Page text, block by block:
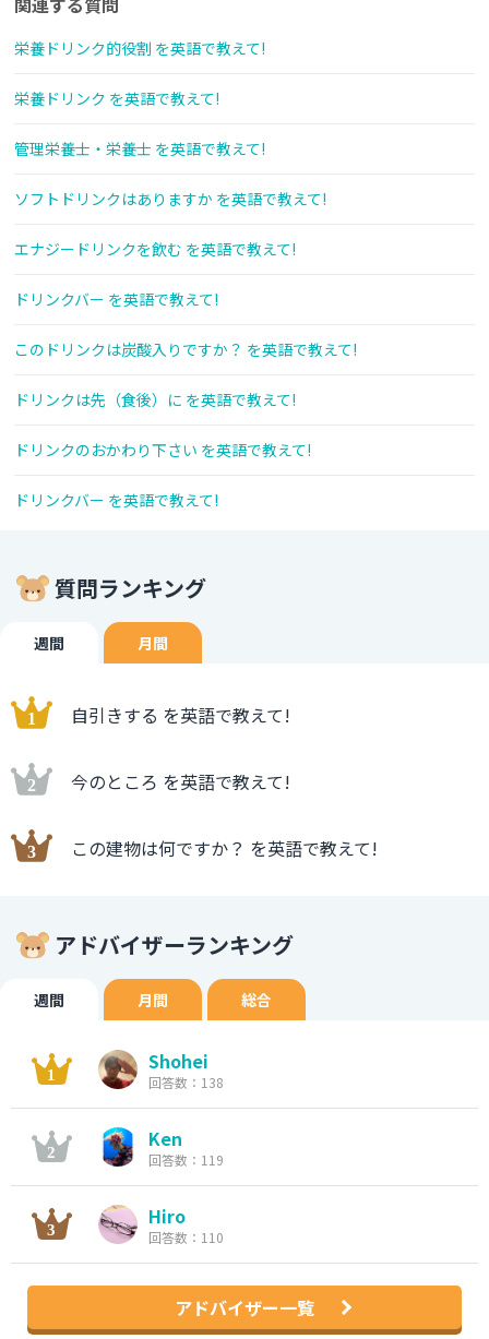
栄養ドリンク的役割 を英語で教えて!
栄養ドリンク を英語で教えて!
管理栄養士・栄養士 を英語で教えて!
ソフトドリンクはありますか を英語で教えて!
エナジードリンクを飲む を英語で教えて!
ドリンクバー を英語で教えて!
このドリンクは炭酸入りですか？ を英語で教えて!
ドリンクは先（食後）に を英語で教えて!
ドリンクのおかわり下さい を英語で教えて!
ドリンクバー を英語で教えて!
質問ランキング
週間 月間
自引きする を英語で教えて!
今のところ を英語で教えて!
この建物は何ですか？ を英語で教えて!
アドバイザーランキング
週間 月間 総合
Shohei
回答数：138
Ken
回答数：119
Hiro
回答数：110
アドバイザー一覧